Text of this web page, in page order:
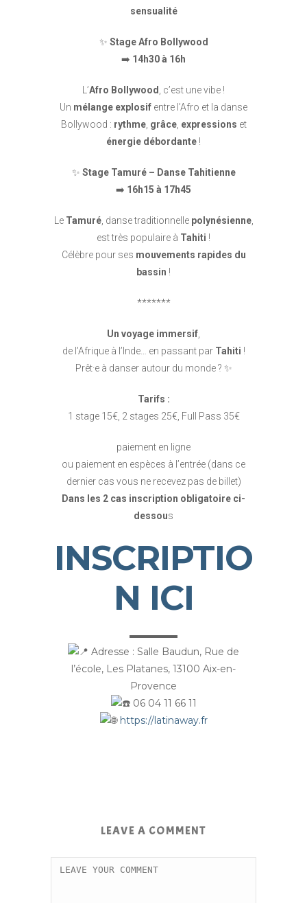
sensualité
✨ Stage Afro Bollywood
➡️ 14h30 à 16h
L’Afro Bollywood
, c’est une vibe !
Un mélange explosif entre l’Afro et la danse
Bollywood : rythme, grâce, expressions et
énergie débordante !
✨ Stage Tamuré – Danse Tahitienne
➡️ 16h15 à 17h45
Le Tamuré, danse traditionnelle polynésienne,
est très populaire à Tahiti !
Célèbre pour ses mouvements rapides du
bassin !
*******
Un voyage immersif
de l’Afrique à l’Inde… en passant par Tahiti !
Prêt·e à danser autour du monde ? ✨
Tarifs :
1 stage 15€, 2 stages 25€, Full Pass 35€
paiement en ligne
ou paiement en espèces à l’entrée (dans ce
dernier cas vous ne recevez pas de billet)
Dans les 2 cas inscription obligatoire ci-
dessous
INSCRIPTIO
N ICI
▬▬▬▬▬
Adresse : Salle Baudun, Rue de
l’école, Les Platanes, 13100 Aix-en-
Provence
06 04 11 66 11
https://latinaway.fr
LEAVE A COMMENT